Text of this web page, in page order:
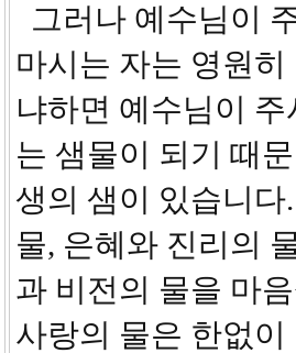
그러나 예수님이
마시는 자는 영원
냐하면 예수님이
는 샘물이 되기 때
생의 샘이 있습니
물, 은혜와 진리의
과 비전의 물을 마
사랑의 물은 한없